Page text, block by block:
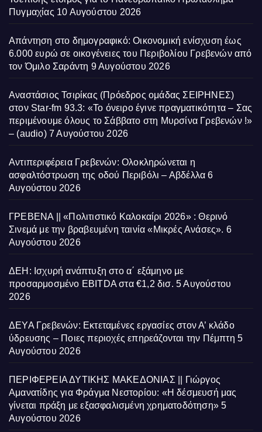
Πυγμαχίας 10 Αυγούστου 2026
Απάντηση στο δημογραφικό: Οικονομική ενίσχυση έως
6.000 ευρώ σε οικογένειες του Περιβολίου Γρεβενών από
τον Όμιλο Σαράντη 9 Αυγούστου 2026
Αναστάσιος Τσιρίκας (Πρόεδρος ομάδας ΣΕΙΡΗΝΕΣ)
στον Star-fm 93.3: «Το όνειρο έγινε πραγματικότητα – Σας
περιμένουμε όλους το Σάββατο στη Μυρσίνα Γρεβενών !»
– (audio) 7 Αυγούστου 2026
Αντιπεριφέρεια Γρεβενών: Ολοκληρώνεται η
ασφαλτόστρωση της οδού Περιβόλι – Αβδέλλα 6
Αυγούστου 2026
ΓΡΕΒΕΝΑ || «Πολιτιστικό Καλοκαίρι 2026» : Θερινό
Σινεμά με την βραβευμένη ταινία «Μικρές Ανάσες». 6
Αυγούστου 2026
ΔΕΗ: Ισχυρή ανάπτυξη στο α΄ εξάμηνο με
προσαρμοσμένο EBITDA στα €1,2 δισ. 5 Αυγούστου
2026
ΔΕΥΑ Γρεβενών: Εκτεταμένες εργασίες στον Α’ κλάδο
ύδρευσης – Ποιες περιοχές επηρεάζονται την Πέμπτη 5
Αυγούστου 2026
ΠΕΡΙΦΕΡΕΙΑ ΔΥΤΙΚΗΣ ΜΑΚΕΔΟΝΙΑΣ || Γιώργος
Αμανατίδης για Φράγμα Νεστορίου: «Η δέσμευσή μας
γίνεται πράξη με εξασφαλισμένη χρηματοδότηση» 5
Αυγούστου 2026